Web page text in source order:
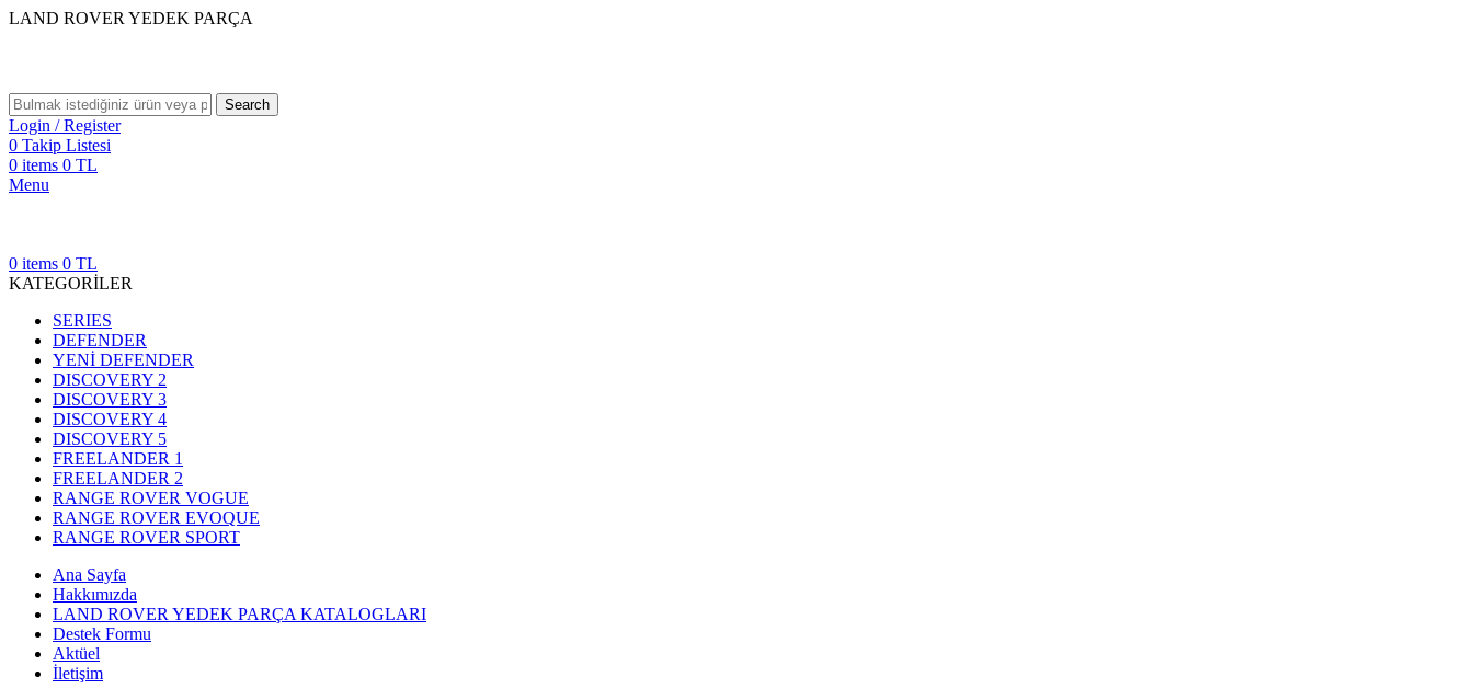
LAND ROVER YEDEK PARÇA
Search
Login / Register
0 Takip Listesi
0 items 0 TL
Menu
0 items 0 TL
KATEGORİLER
SERIES
DEFENDER
YENİ DEFENDER
DISCOVERY 2
DISCOVERY 3
DISCOVERY 4
DISCOVERY 5
FREELANDER 1
FREELANDER 2
RANGE ROVER VOGUE
RANGE ROVER EVOQUE
RANGE ROVER SPORT
Ana Sayfa
Hakkımızda
LAND ROVER YEDEK PARÇA KATALOGLARI
Destek Formu
Aktüel
İletişim